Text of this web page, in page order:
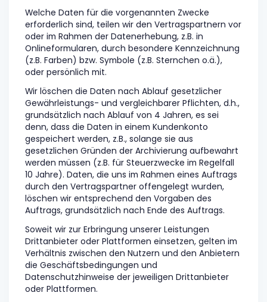
Welche Daten für die vorgenannten Zwecke
erforderlich sind, teilen wir den Vertragspartnern vor
oder im Rahmen der Datenerhebung, z.B. in
Onlineformularen, durch besondere Kennzeichnung
(z.B. Farben) bzw. Symbole (z.B. Sternchen o.ä.),
oder persönlich mit.
Wir löschen die Daten nach Ablauf gesetzlicher
Gewährleistungs- und vergleichbarer Pflichten, d.h.,
grundsätzlich nach Ablauf von 4 Jahren, es sei
denn, dass die Daten in einem Kundenkonto
gespeichert werden, z.B., solange sie aus
gesetzlichen Gründen der Archivierung aufbewahrt
werden müssen (z.B. für Steuerzwecke im Regelfall
10 Jahre). Daten, die uns im Rahmen eines Auftrags
durch den Vertragspartner offengelegt wurden,
löschen wir entsprechend den Vorgaben des
Auftrags, grundsätzlich nach Ende des Auftrags.
Soweit wir zur Erbringung unserer Leistungen
Drittanbieter oder Plattformen einsetzen, gelten im
Verhältnis zwischen den Nutzern und den Anbietern
die Geschäftsbedingungen und
Datenschutzhinweise der jeweiligen Drittanbieter
oder Plattformen.